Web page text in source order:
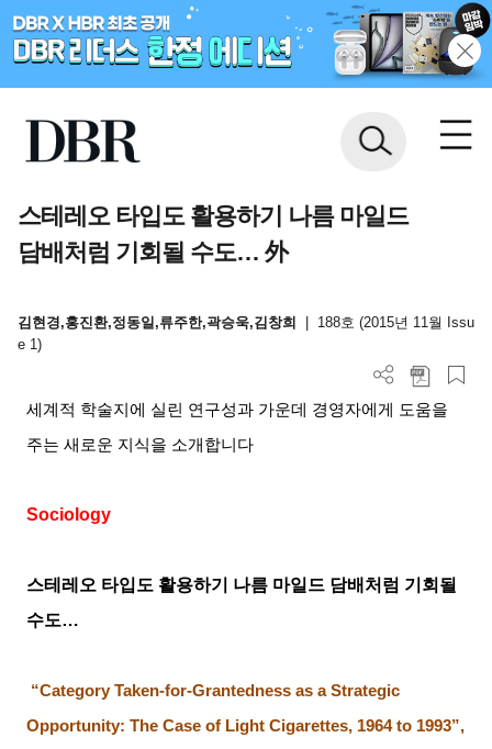
스테레오 타입도 활용하기 나름 마일드
담배처럼 기회될 수도… 外
김현경,홍진환,정동일,류주한,곽승욱,김창희
188호 (2015년 11월 Issu
e 1)
세계적 학술지에 실린 연구성과 가운데 경영자에게 도움을
주는 새로운 지식을 소개합니다
Sociology
스테레오 타입도 활용하기 나름 마일드 담배처럼 기회될
수도…
“Category Taken-for-Grantedness as a Strategic
Opportunity: The Case of Light Cigarettes, 1964 to 1993”,